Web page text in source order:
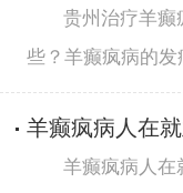
贵州治疗羊癫
些？羊癫疯病的发
羊癫疯病人在
羊癫疯病人在